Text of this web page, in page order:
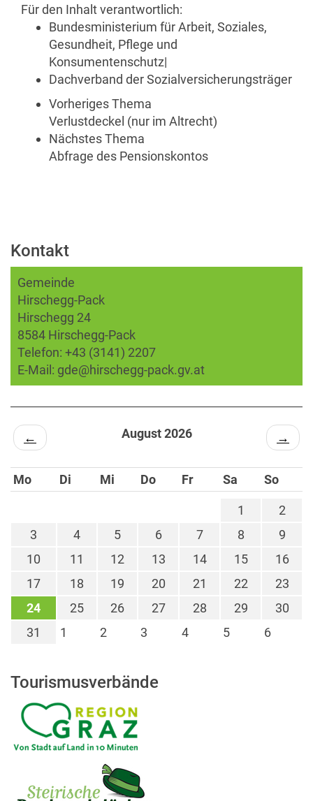
Für den Inhalt verantwortlich:
Bundesministerium für Arbeit, Soziales,
Gesundheit, Pflege und
Konsumentenschutz|
Dachverband der Sozialversicherungsträger
Vorheriges Thema
Verlustdeckel (nur im Altrecht)
Nächstes Thema
Abfrage des Pensionskontos
Kontakt
Gemeinde
Hirschegg-Pack
Hirschegg 24
8584 Hirschegg-Pack
Telefon: +43 (3141) 2207
E-Mail: gde@hirschegg-pack.gv.at
← August 2026 →
Mo Di Mi Do Fr Sa So
1
2
3
4 5 6 7 8
9
10
11 12 13 14 15
16
17
18 19 20 21 22
23
24
25 26 27 28 29
30
31
1 2 3 4 5 6
Tourismusverbände